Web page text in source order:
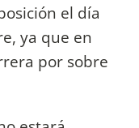
el día
ya que en
por sobre